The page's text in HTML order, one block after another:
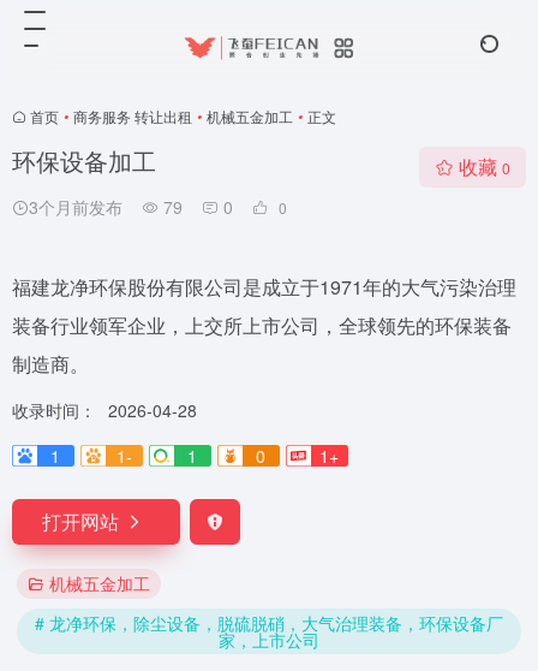
首页 • 商务服务 转让出租 • 机械五金加工 • 正文
环保设备加工
3个月前发布 79 0 0
收藏 0
福建龙净环保股份有限公司是成立于1971年的大气污染治理
装备行业领军企业，上交所上市公司，全球领先的环保装备
制造商。
收录时间：
2026-04-28
1
1- 1 0 1+
打开网站
机械五金加工
# 龙净环保，除尘设备，脱硫脱硝，大气治理装备，环保设备厂
家，上市公司